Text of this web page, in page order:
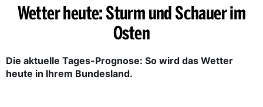
Wetter heute: Sturm und Schauer im
Osten
Die aktuelle Tages-Prognose: So wird das Wetter
heute in Ihrem Bundesland.